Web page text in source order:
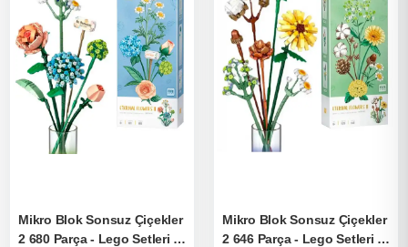
Mikro Blok Sonsuz Çiçekler
2 680 Parça - Lego Setleri -
Mikro Blok Sonsuz Çiçekler
2 646 Parça - Lego Setleri -